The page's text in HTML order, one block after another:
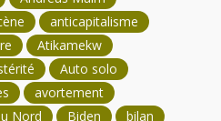
anticapitalisme
Atikamekw
Auto solo
avortement
Nord Biden
bilan